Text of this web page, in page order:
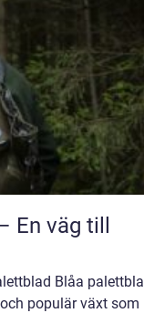
väg till
Blåa
populär växt som